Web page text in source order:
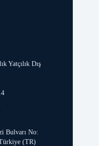
Yatçılık Dış
Bulvarı No:
(TR)